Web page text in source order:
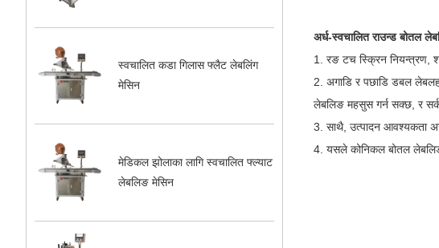
स्वचालित कडा गिलास फ्लैट लेबलिंग
मेसिन
मेडिकल झोलाका लागि स्वचालित फ्ल्याट
लेबलिङ मेसिन
अर्ध-स्वचालित राउन्ड बोतल
1. रङ टच स्क्रिन नियन्त्रण,
2. अगाडि र पछाडि डबल
लेबलिङ महसुस गर्न सक्छ, र
3. साथै, उत्पादन आवश्यकता
4. यसले कोनिकल बोतल